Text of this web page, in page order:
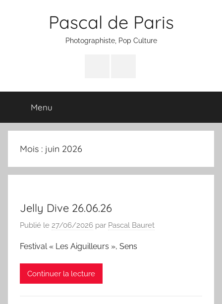
Pascal de Paris
Photographiste, Pop Culture
Menu
Mois : juin 2026
Jelly Dive 26.06.26
Publié le 27/06/2026 par Pascal Bauret
Festival « Les Aiguilleurs », Sens
Continuer la lecture